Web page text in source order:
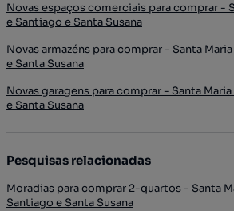
Novas espaços comerciais para comprar -
e Santiago e Santa Susana
Novas armazéns para comprar - Santa
e Santa Susana
Novas garagens para comprar - Santa
e Santa Susana
Pesquisas relacionadas
Moradias para comprar 2-quartos - Santa
Santiago e Santa Susana